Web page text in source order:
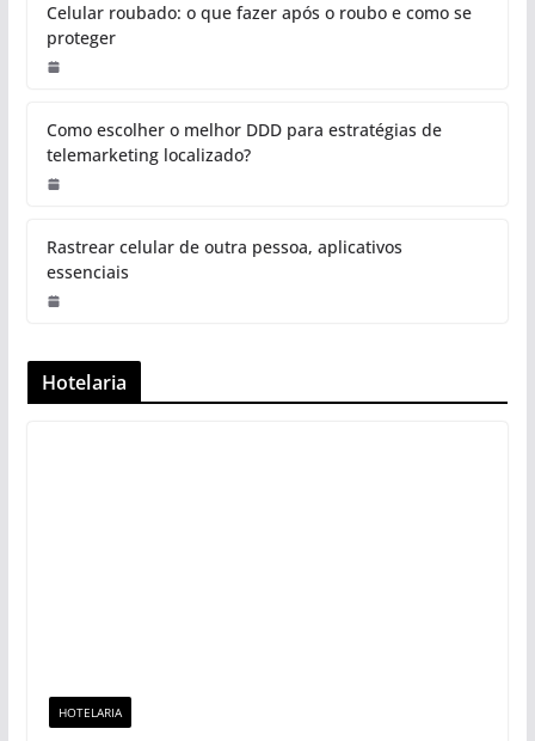
Celular roubado: o que fazer após o roubo e como se
proteger
Como escolher o melhor DDD para estratégias de
telemarketing localizado?
Rastrear celular de outra pessoa, aplicativos
essenciais
Hotelaria
HOTELARIA